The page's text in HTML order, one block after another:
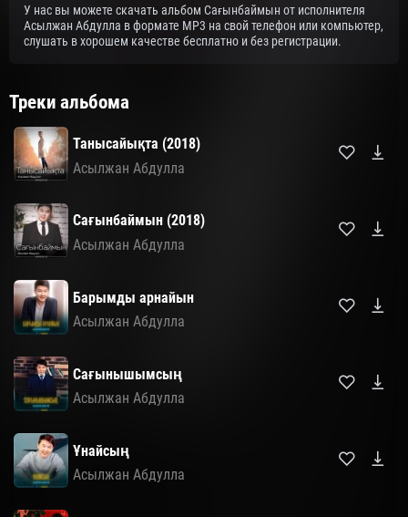
У нас вы можете скачать альбом Сағынбаймын от исполнителя
Асылжан Абдулла в формате MP3 на свой телефон или компьютер,
слушать в хорошем качестве бесплатно и без регистрации.
Треки альбома
Танысайықта (2018)
Асылжан Абдулла
Сағынбаймын (2018)
Асылжан Абдулла
Барымды арнайын
Асылжан Абдулла
Сағынышымсың
Асылжан Абдулла
Ұнайсың
Асылжан Абдулла